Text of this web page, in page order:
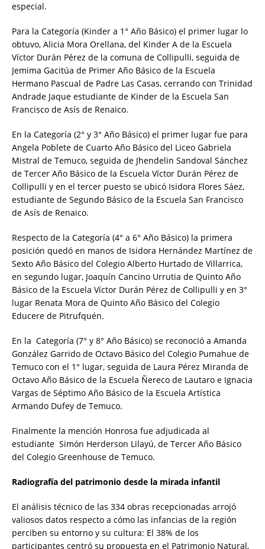
especial.
Para la Categoría (Kinder a 1° Año Básico) el primer lugar lo
obtuvo, Alicia Mora Orellana, del Kinder A de la Escuela
Víctor Durán Pérez de la comuna de Collipulli, seguida de
Jemima Gacitúa de Primer Año Básico de la Escuela
Hermano Pascual de Padre Las Casas, cerrando con Trinidad
Andrade Jaque estudiante de Kinder de la Escuela San
Francisco de Asís de Renaico.
En la Categoría (2° y 3° Año Básico) el primer lugar fue para
Angela Poblete de Cuarto Año Básico del Liceo Gabriela
Mistral de Temuco, seguida de Jhendelin Sandoval Sánchez
de Tercer Año Básico de la Escuela Víctor Durán Pérez de
Collipulli y en el tercer puesto se ubicó Isidora Flores Sáez,
estudiante de Segundo Básico de la Escuela San Francisco
de Asís de Renaico.
Respecto de la Categoría (4° a 6° Año Básico) la primera
posición quedó en manos de Isidora Hernández Martínez de
Sexto Año Básico del Colegio Alberto Hurtado de Villarrica,
en segundo lugar, Joaquín Cancino Urrutia de Quinto Año
Básico de la Escuela Víctor Durán Pérez de Collipulli y en 3°
lugar Renata Mora de Quinto Año Básico del Colegio
Educere de Pitrufquén.
En la Categoría (7° y 8° Año Básico) se reconoció a Amanda
González Garrido de Octavo Básico del Colegio Pumahue de
Temuco con el 1° lugar, seguida de Laura Pérez Miranda de
Octavo Año Básico de la Escuela Ñereco de Lautaro e Ignacia
Vargas de Séptimo Año Básico de la Escuela Artística
Armando Dufey de Temuco.
Finalmente la mención Honrosa fue adjudicada al
estudiante Simón Herderson Lilayú, de Tercer Año Básico
del Colegio Greenhouse de Temuco.
Radiografía del patrimonio desde la mirada infantil
El análisis técnico de las 334 obras recepcionadas arrojó
valiosos datos respecto a cómo las infancias de la región
perciben su entorno y su cultura: El 38% de los
participantes centró su propuesta en el Patrimonio Natural,